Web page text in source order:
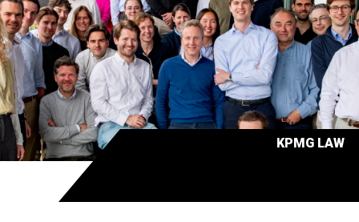
KPMG LAW